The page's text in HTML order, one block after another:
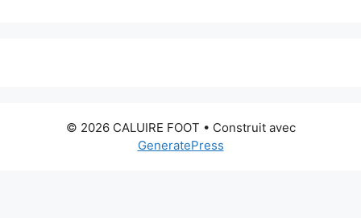
© 2026 CALUIRE FOOT • Construit avec
GeneratePress